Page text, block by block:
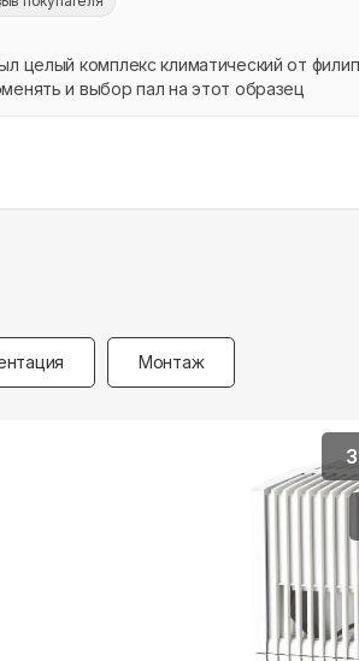
целый комплекс климатический от
и выбор пал на этот образец
Монтаж